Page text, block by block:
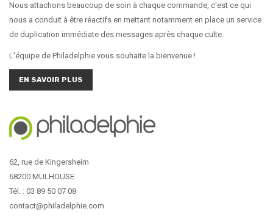
Nous attachons beaucoup de soin à chaque commande, c'est ce qui
nous a conduit à être réactifs en mettant notamment en place un service
de duplication immédiate des messages après chaque culte.
L'équipe de Philadelphie vous souhaite la bienvenue !
EN SAVOIR PLUS
62, rue de Kingersheim
68200 MULHOUSE
Tél. : 03 89 50 07 08
contact@philadelphie.com